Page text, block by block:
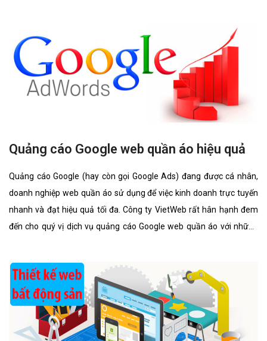
Quảng cáo Google web quần áo hiệu quả
Quảng cáo Google (hay còn gọi Google Ads) đang được cá nhân,
doanh nghiệp web quần áo sử dụng để việc kinh doanh trực tuyến
nhanh và đạt hiệu quả tối đa. Công ty VietWeb rất hân hạnh đem
đến cho quý vị dịch vụ quảng cáo Google web quần áo với những